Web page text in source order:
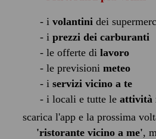
- i volantinidei
- i prezzi dei carburanti
- le offerte di lavoro
- le previsioni meteo
- i servizi vicino a te
- i locali e tutte le attività
scarica l'app e la prossima
'ristorante vicino a me',